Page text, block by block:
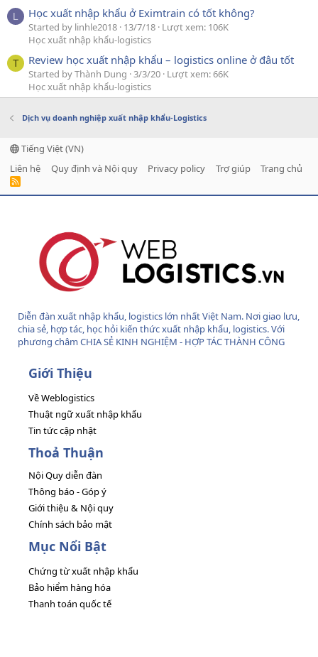
L Học xuất nhập khẩu ở Eximtrain có tốt không?
Started by linhle2018 13/7/18 Lượt xem: 106K
Học xuất nhập khẩu-logistics
T Review học xuất nhập khẩu – logistics online ở đâu tốt
Started by Thành Dung 3/3/20 Lượt xem: 66K
Học xuất nhập khẩu-logistics
Dịch vụ doanh nghiệp xuất nhập khẩu-Logistics
Tiếng Việt (VN)
Liên hệ
Quy định và Nội quy Privacy policy Trợ giúp Trang chủ
R
Diễn đàn xuất nhập khẩu, logistics lớn nhất Việt Nam. Nơi giao lưu,
chia sẻ, hợp tác, học hỏi kiến thức xuất nhập khẩu, logistics. Với
phương châm CHIA SẺ KINH NGHIỆM - HỢP TÁC THÀNH CÔNG
Giới Thiệu
Về Weblogistics
Thuật ngữ xuất nhập khẩu
Tin tức cập nhật
Thoả Thuận
Nội Quy diễn đàn
Thông báo - Góp ý
Giới thiệu & Nội quy
Chính sách bảo mật
Mục Nổi Bật
Chứng từ xuất nhập khẩu
Bảo hiểm hàng hóa
Thanh toán quốc tế